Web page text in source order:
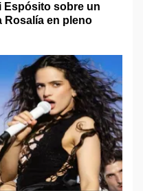
Espósito sobre un
Rosalía en pleno